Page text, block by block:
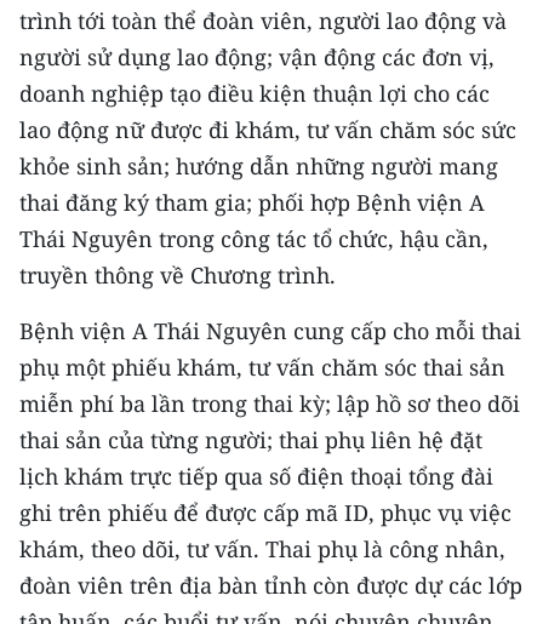
trình tới toàn thể đoàn viên, người lao động và
người sử dụng lao động; vận động các đơn vị,
doanh nghiệp tạo điều kiện thuận lợi cho các
lao động nữ được đi khám, tư vấn chăm sóc sức
khỏe sinh sản; hướng dẫn những người mang
thai đăng ký tham gia; phối hợp Bệnh viện A
Thái Nguyên trong công tác tổ chức, hậu cần,
truyền thông về Chương trình.
Bệnh viện A Thái Nguyên cung cấp cho mỗi thai
phụ một phiếu khám, tư vấn chăm sóc thai sản
miễn phí ba lần trong thai kỳ; lập hồ sơ theo dõi
thai sản của từng người; thai phụ liên hệ đặt
lịch khám trực tiếp qua số điện thoại tổng đài
ghi trên phiếu để được cấp mã ID, phục vụ việc
khám, theo dõi, tư vấn. Thai phụ là công nhân,
đoàn viên trên địa bàn tỉnh còn được dự các lớp